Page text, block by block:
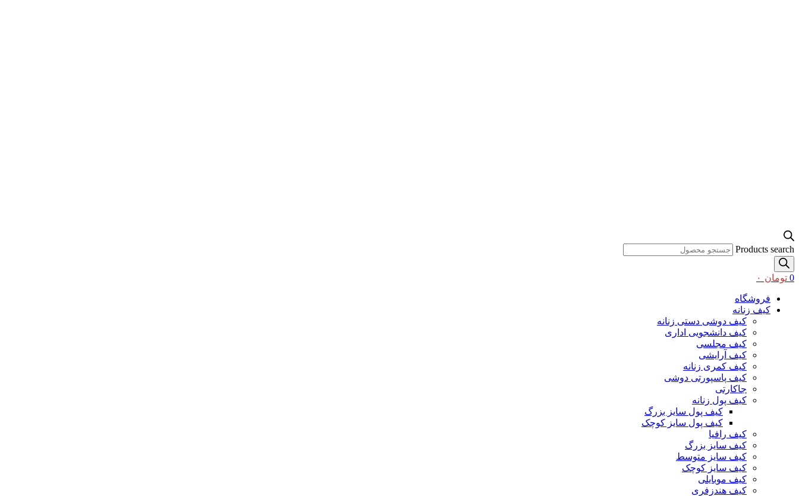
Products search
0 تومان
فروشگاه
کیف زنانه
کیف دوشی دستی زنانه
کیف دانشجویی اداری
کیف مجلسی
کیف آرایشی
کیف کمری زنانه
کیف پاسپورتی دوشی
جاکارتی
کیف پول زنانه
کیف پول سایز بزرگ
کیف پول سایز کوچک
کیف رافیا
کیف سایز بزرگ
کیف سایز متوسط
کیف سایز کوچک
کیف موبایلی
کیف هندزفری